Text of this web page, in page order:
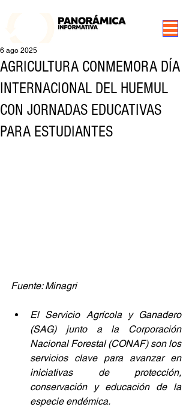
AGRICULTURA CONMEMORA DÍA
INTERNACIONAL DEL HUEMUL
CON JORNADAS EDUCATIVAS
PARA ESTUDIANTES
6 ago 2025
Fuente: Minagri
El Servicio Agrícola y Ganadero
(SAG) junto a la Corporación
Nacional Forestal (CONAF) son los
servicios clave para avanzar en
iniciativas de protección,
conservación y educación de la
especie endémica.